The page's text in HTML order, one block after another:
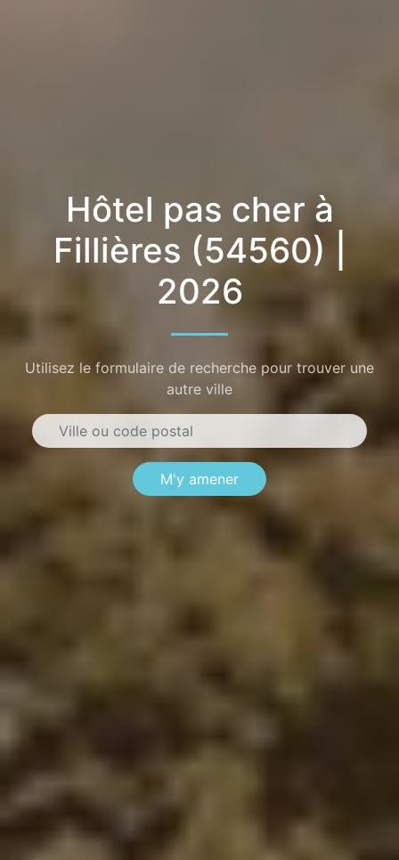
Hôtel pas cher à
Fillières (54560) |
2026
Utilisez le formulaire de recherche pour trouver une
autre ville
M'y amener